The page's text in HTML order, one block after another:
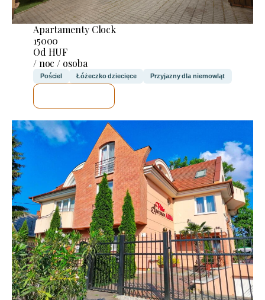
Apartamenty Clock
15000
Od HUF
/ noc / osoba
Pościel Łóżeczko dziecięce Przyjazny dla niemowląt